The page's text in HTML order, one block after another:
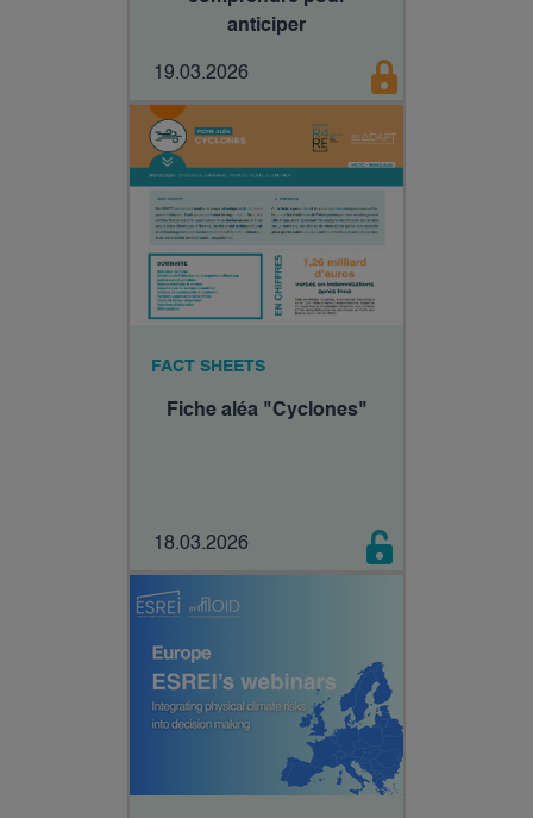
anticiper​
19.03.2026
FACT SHEETS
Fiche aléa "Cyclones"
18.03.2026